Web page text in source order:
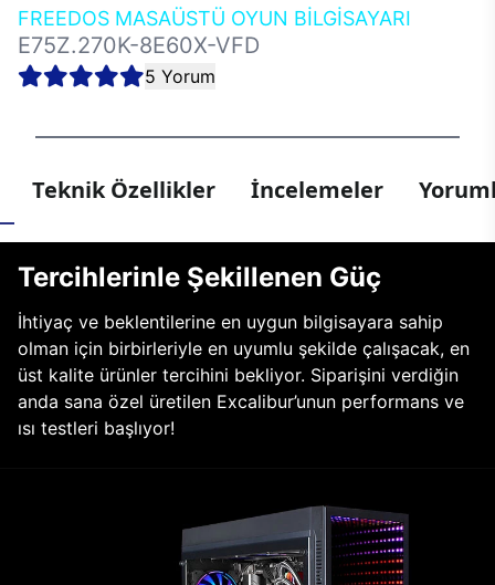
FREEDOS MASAÜSTÜ OYUN BİLGİSAYARI
E75Z.270K-8E60X-VFD
5 Yorum
Teknik Özellikler İncelemeler
Tercihlerinle Şekillenen Güç
İhtiyaç ve beklentilerine en uygun bilgisayara sahip
olman için birbirleriyle en uyumlu şekilde çalışacak, en
üst kalite ürünler tercihini bekliyor. Siparişini verdiğin
anda sana özel üretilen Excalibur’unun performans ve
ısı testleri başlıyor!